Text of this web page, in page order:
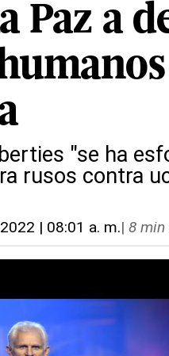
Paz a
"se ha
rusos contra
| 08:01 a. m.| 8 min